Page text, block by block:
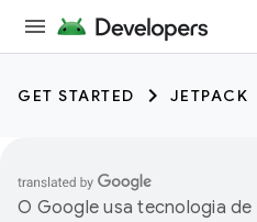
GET STARTED JETPACK
O Google usa tecnologia